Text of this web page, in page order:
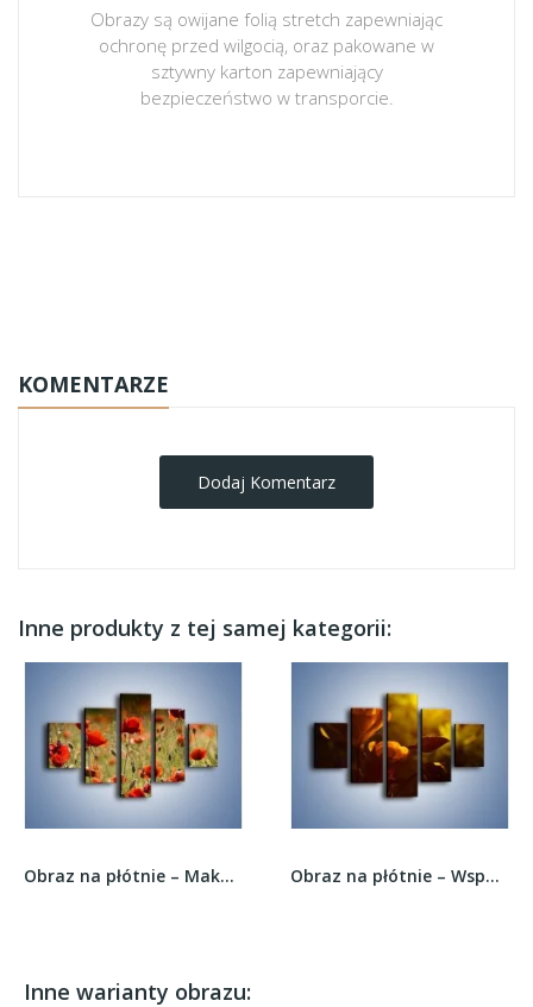
Obrazy są owijane folią stretch zapewniając
ochronę przed wilgocią, oraz pakowane w
sztywny karton zapewniający
bezpieczeństwo w transporcie.
KOMENTARZE
Dodaj Komentarz
Inne produkty z tej samej kategorii:
Obraz na płótnie – Makowe pole w cieniu –... Obraz na płótnie – Wspomnienia w różanym...
Inne warianty obrazu: